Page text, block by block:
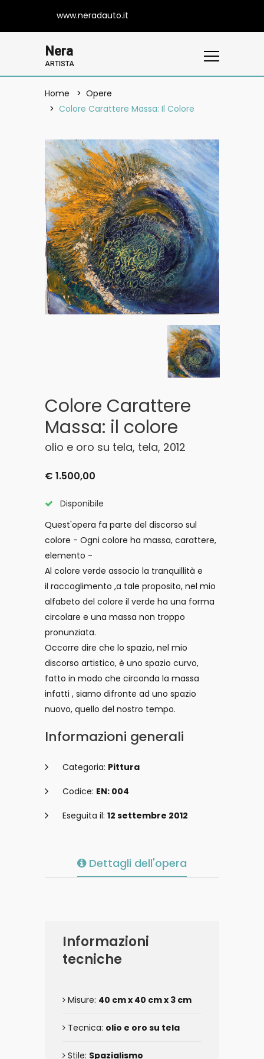
www.neradauto.it
Nera
ARTISTA
Home
Opere
Colore Carattere Massa: Il Colore
Colore Carattere
Massa: il colore
olio e oro su tela, tela, 2012
€ 1.500,00
Disponibile
Quest'opera fa parte del discorso sul
colore - Ogni colore ha massa, carattere,
elemento -
Al colore verde associo la tranquillità e
il raccoglimento ,a tale proposito, nel mio
alfabeto del colore il verde ha una forma
circolare e una massa non troppo
pronunziata.
Occorre dire che lo spazio, nel mio
discorso artistico, è uno spazio curvo,
fatto in modo che circonda la massa
infatti , siamo difronte ad uno spazio
nuovo, quello del nostro tempo.
Informazioni generali
Categoria: Pittura
Codice: EN: 004
Eseguita il: 12 settembre 2012
Dettagli dell'opera
Informazioni
tecniche
Misure: 40 cm x 40 cm x 3 cm
Tecnica: olio e oro su tela
Stile: Spazialismo